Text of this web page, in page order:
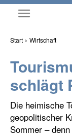
Start Wirtschaft
schlägt
Die heimische
geopolitischer
Sommer –